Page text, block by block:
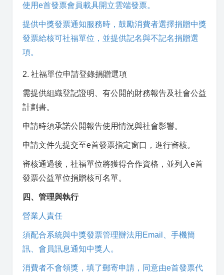
使用e首發票會員載具開立雲端發票。
提供中獎發票通知服務時，鼓勵消費者選擇捐贈中獎
發票給核可社福單位，並提供記名與不記名捐贈選
項。
2. 社福單位申請登錄捐贈選項
需提供組織登記證明、有公開的財務報告及社會公益
計劃書。
申請時須承諾公開報告使用情況與社會影響。
申請文件先提交至e首發票指定窗口，進行審核。
審核通過後，社福單位將獲得合作資格，並列入e首
發票公益單位捐贈核可名單。
四、管理與執行
營業人責任
須配合系統與中獎發票管理辦法用Email、手機簡
訊、會員訊息通知中獎人。
消費者不會領獎，填了郵寄申請，同意由e首發票代